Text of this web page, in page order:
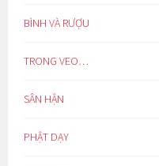
BÌNH VÀ RƯỢU
TRONG VEO…
SÂN HẬN
PHẬT DẠY